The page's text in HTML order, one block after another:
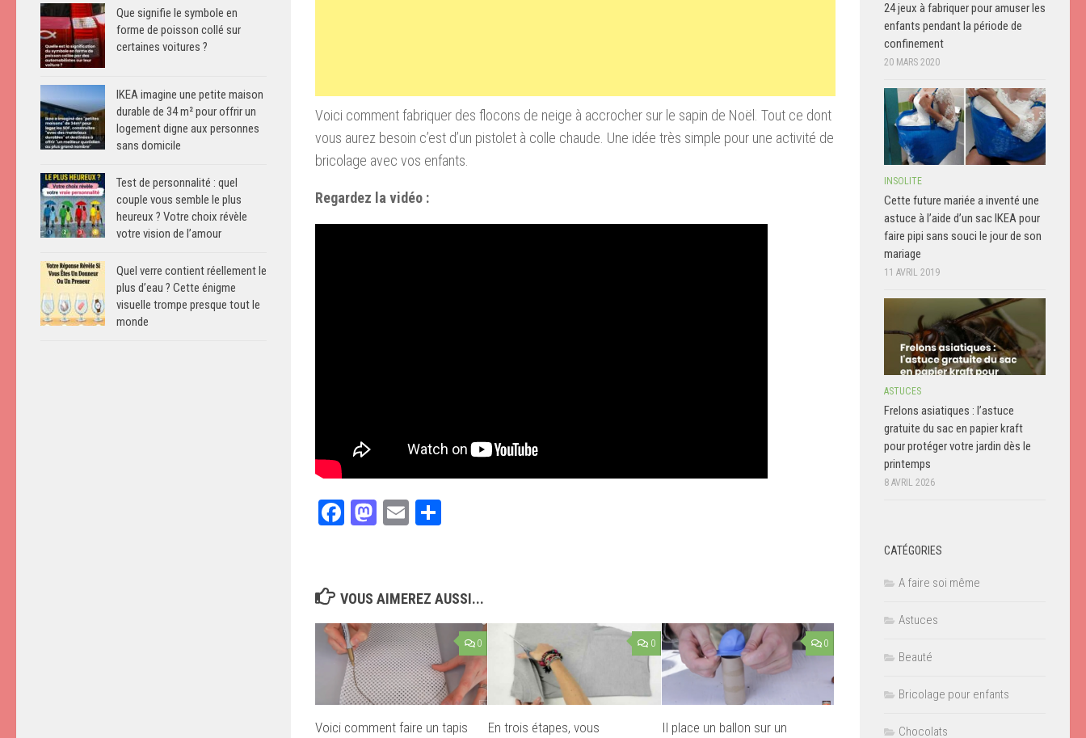
Voici comment fabriquer des flocons de neige à accrocher sur le sapin de Noël. Tout ce dont
vous aurez besoin c’est d’un pistolet à colle chaude. Une idée très simple pour une activité de
bricolage avec vos enfants.
Regardez la vidéo :
Facebook
Mastodon
Email
VOUS AIMEREZ AUSSI...
0
Voici comment faire un tapis
0
En trois étapes, vous
0
Il place un ballon sur un
Que signifie le symbole en
forme de poisson collé sur
certaines voitures ?
IKEA imagine une petite maison
durable de 34 m² pour offrir un
logement digne aux personnes
sans domicile
Test de personnalité : quel
couple vous semble le plus
heureux ? Votre choix révèle
votre vision de l’amour
Quel verre contient réellement le
plus d’eau ? Cette énigme
visuelle trompe presque tout le
monde
24 jeux à fabriquer pour amuser les
enfants pendant la période de
confinement
20 MARS 2020
INSOLITE
Cette future mariée a inventé une
astuce à l’aide d’un sac IKEA pour
faire pipi sans souci le jour de son
mariage
11 AVRIL 2019
ASTUCES
Frelons asiatiques : l’astuce
gratuite du sac en papier kraft
pour protéger votre jardin dès le
printemps
8 AVRIL 2026
CATÉGORIES
A faire soi même
Astuces
Beauté
Bricolage pour enfants
Chocolats